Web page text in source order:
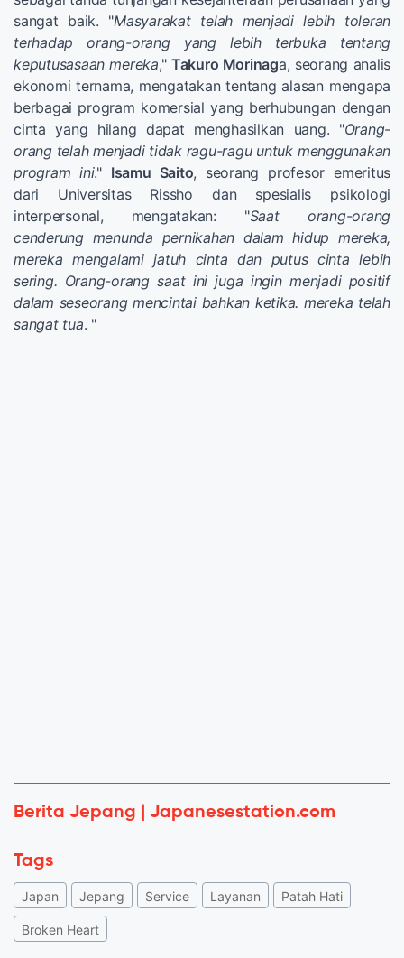
sangat baik. "Masyarakat telah menjadi lebih toleran
terhadap orang-orang yang lebih terbuka tentang
keputusasaan mereka," Takuro Morinaga, seorang analis
ekonomi ternama, mengatakan tentang alasan mengapa
berbagai program komersial yang berhubungan dengan
cinta yang hilang dapat menghasilkan uang. "Orang-
orang telah menjadi tidak ragu-ragu untuk menggunakan
program ini." Isamu Saito, seorang profesor emeritus
dari Universitas Rissho dan spesialis psikologi
interpersonal, mengatakan: "Saat orang-orang
cenderung menunda pernikahan dalam hidup mereka,
mereka mengalami jatuh cinta dan putus cinta lebih
sering. Orang-orang saat ini juga ingin menjadi positif
dalam seseorang mencintai bahkan ketika. mereka telah
sangat tua. "
Berita Jepang | Japanesestation.com
Tags
Japan Jepang Service Layanan Patah Hati
Broken Heart